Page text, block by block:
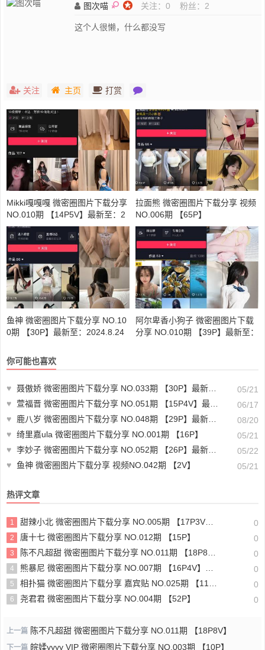
图次喵 关注： 0 粉丝： 2
这个人很懒，什么都没写
关注 主页 打赏
Mikki嘎嘎嘎 微密圈图片下载分享
NO.010期 【14P5V】最新至：2
025.2.20
拉面熊 微密圈图片下载分享 视频
NO.006期 【65P】
鱼神 微密圈图片下载分享 NO.10
0期 【30P】最新至：2024.8.24
阿尔卑香小狗子 微密圈图片下载
分享 NO.010期 【39P】最新至：
你可能也喜欢
♥ 聂傲娇 微密圈图片下载分享 NO.033期 【30P】最新至：2023.7.31
05/21
♥ 萱福晋 微密圈图片下载分享 NO.051期 【15P4V】最新至：2024.9.30
06/17
♥
鹿八岁 微密圈图片下载分享 NO.048期 【29P】最新至：2024.8.16
08/20
♥ 绮里嘉ula 微密圈图片下载分享 NO.001期 【16P】
05/21
♥ 李妙子 微密圈图片下载分享 NO.052期 【26P】最新至：2023.8.25
05/22
♥
鱼神 微密圈图片下载分享 视频NO.042期 【2V】 05/21
热评文章
1 甜辣小北 微密圈图片下载分享 NO.005期 【17P3V】最新至：2025.1.10 0
2 唐十七 微密圈图片下载分享 NO.012期 【15P】 0
3 陈不凡超甜 微密圈图片下载分享 NO.011期 【18P8V】 0
4 熊暴尼 微密圈图片下载分享 NO.007期 【16P4V】最新至：2025.1.20 0
5 相扑猫 微密圈图片下载分享 嘉宾贴 NO.025期 【11P】 0
6 尧君君 微密圈图片下载分享 NO.004期 【52P】 0
上一篇 陈不凡超甜 微密圈图片下载分享 NO.011期 【18P8V】
下一篇 皖媃yyyy VIP 微密圈图片下载分享 NO.003期 【10P】